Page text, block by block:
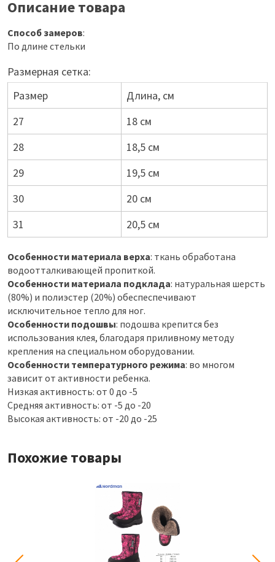
Описание товара
Способ замеров:
По длине стельки
Размерная сетка:
Размер
Длина, см
27
18 см
28
18,5 см
29
19,5 см
30
20 см
31
20,5 см
Особенности материала верха: ткань обработана
водоотталкивающей пропиткой.
Особенности материала подклада: натуральная шерсть
(80%) и полиэстер (20%) обеспеспечивают
исключительное тепло для ног.
Особенности подошвы: подошва крепится без
использования клея, благодаря приливному методу
крепления на специальном оборудовании.
Особенности температурного режима: во многом
зависит от активности ребенка.
Низкая активность: от 0 до -5
Средняя активность: от -5 до -20
Высокая активность: от -20 до -25
Похожие товары